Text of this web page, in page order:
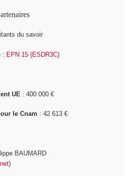
enaires
du savoir
: EPN 15 (ESDR3C)
UE : 400 000 €
le Cnam : 42 613 €
BAUMARD
)